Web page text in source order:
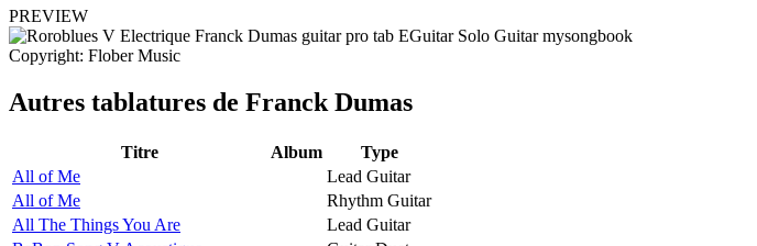
PREVIEW
Copyright: Flober Music
Autres tablatures de Franck Dumas
Titre Album
Type
All of Me
Lead Guitar
All of Me
Rhythm Guitar
All The Things You Are
Lead Guitar